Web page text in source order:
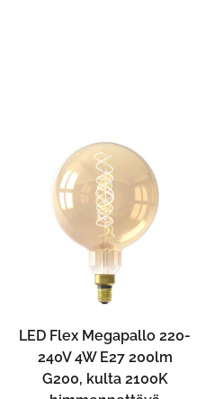
LED Flex Megapallo 220-
240V 4W E27 200lm
G200, kulta 2100K